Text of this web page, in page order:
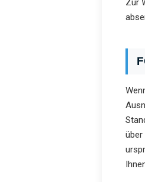
Zur
über